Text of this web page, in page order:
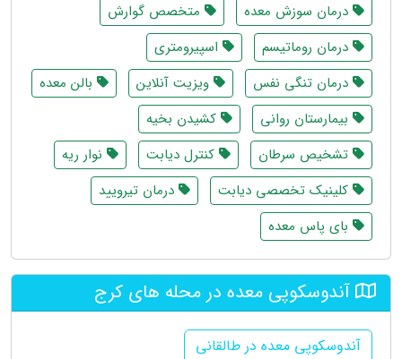
درمان سوزش معده
متخصص گوارش
درمان روماتیسم
اسپیرومتری
درمان تنگی نفس
ویزیت آنلاین
بالن معده
بیمارستان روانی
کشیدن بخیه
تشخیص سرطان
کنترل دیابت
نوار ریه
کلینیک تخصصی دیابت
درمان تیرویید
بای پاس معده
آندوسکوپی معده در محله های کرج
آندوسکوپی معده در طالقانی